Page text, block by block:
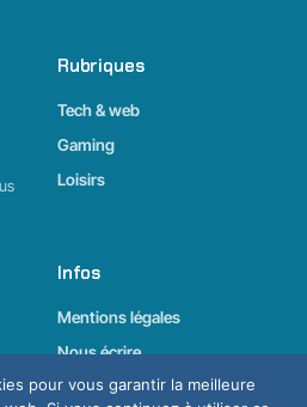
Rubriques
Tech & web
Gaming
Loisirs
Infos
Mentions légales
Nous écrire
pour vous garantir la meilleure